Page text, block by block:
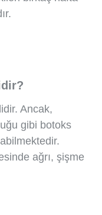
Ancak,
gibi botoks
ağrı, şişme